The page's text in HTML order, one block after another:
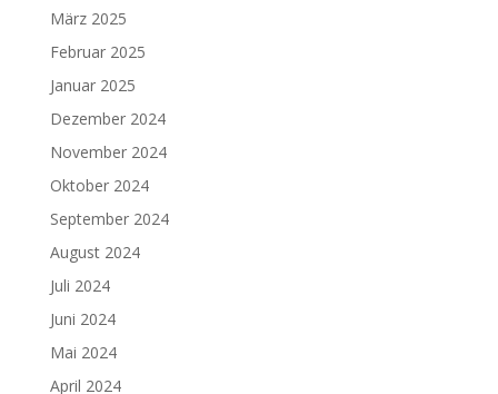
März 2025
Februar 2025
Januar 2025
Dezember 2024
November 2024
Oktober 2024
September 2024
August 2024
Juli 2024
Juni 2024
Mai 2024
April 2024